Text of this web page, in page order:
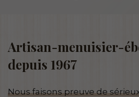
Artisan-menuisier-
depuis 1967
Nous faisons preuve de